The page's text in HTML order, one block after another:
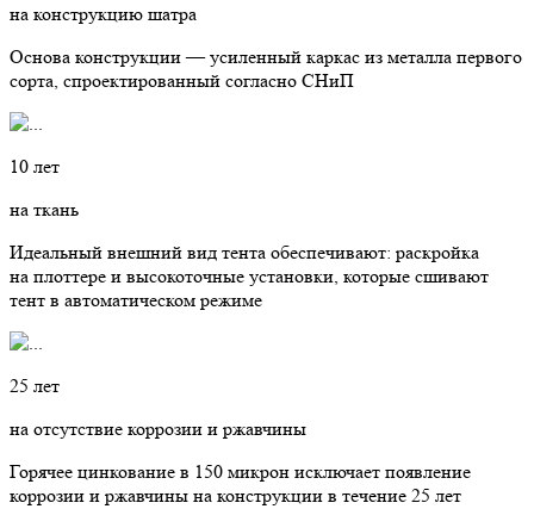
на конструкцию шатра
Основа конструкции — усиленный каркас из металла первого
сорта, спроектированный согласно СНиП
10 лет
на ткань
Идеальный внешний вид тента обеспечивают: раскройка
на плоттере и высокоточные установки, которые сшивают
тент в автоматическом режиме
25 лет
на отсутствие коррозии и ржавчины
Горячее цинкование в 150 микрон исключает появление
коррозии и ржавчины на конструкции в течение 25 лет